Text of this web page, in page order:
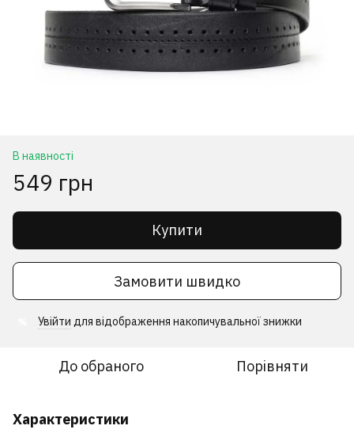
В наявності
549 грн
Купити
Замовити швидко
Увійти для відображення накопичувальної знижки
До обраного Порівняти
Характеристики